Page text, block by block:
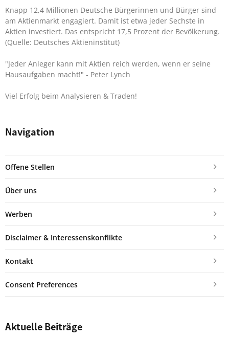
Knapp 12,4 Millionen Deutsche Bürgerinnen und Bürger sind
am Aktienmarkt engagiert. Damit ist etwa jeder Sechste in
Aktien investiert. Das entspricht 17,5 Prozent der Bevölkerung.
(Quelle: Deutsches Aktieninstitut)
"Jeder Anleger kann mit Aktien reich werden, wenn er seine
Hausaufgaben macht!" - Peter Lynch
Viel Erfolg beim Analysieren & Traden!
Navigation
Offene Stellen
Über uns
Werben
Disclaimer & Interessenskonflikte
Kontakt
Consent Preferences
Aktuelle Beiträge